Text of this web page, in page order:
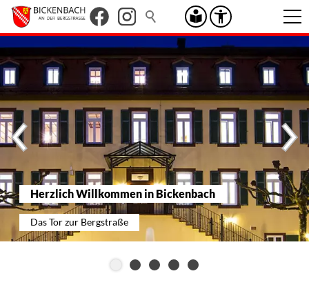
Herzlich Willkommen in Bickenbach
Das Tor zur Bergstraße